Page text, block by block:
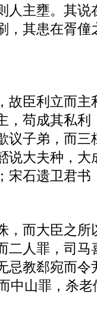
人主壅。其
，其患在胥僮
故臣利立而主
，苟成其私利
议子弟，而
说大夫种，大
宋石遗卫君书
，而大臣之所
二人罪，司马
忌教郄宛而令
中山罪，杀